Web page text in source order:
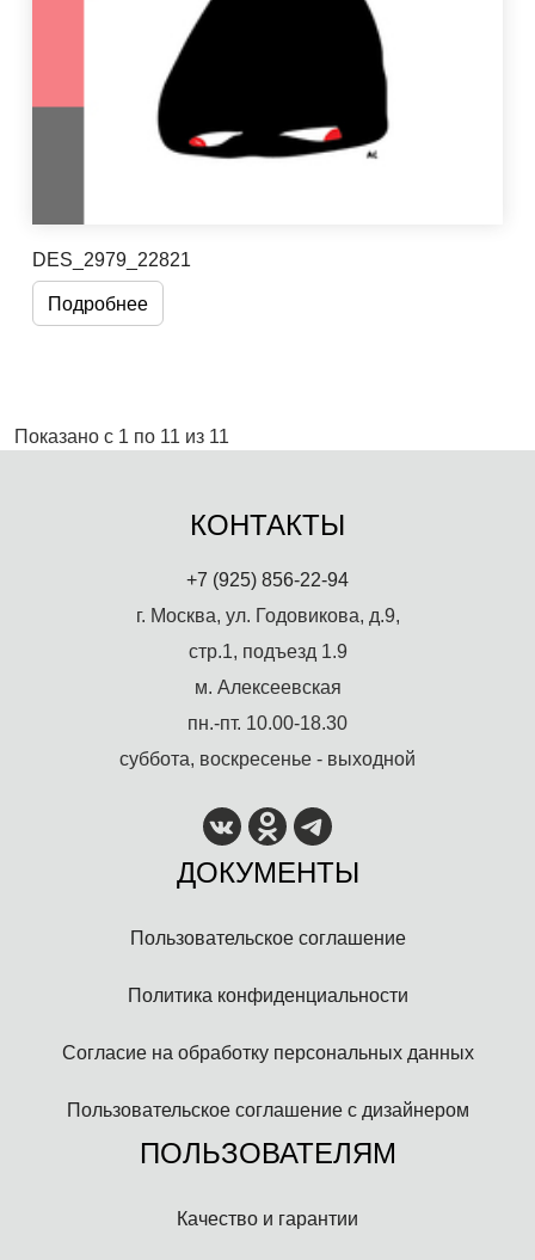
DES_2979_22821
Подробнее
Показано с 1 по 11 из 11
КОНТАКТЫ
+7 (925) 856-22-94
г. Москва, ул. Годовикова, д.9,
стр.1, подъезд 1.9
м. Алексеевская
пн.-пт. 10.00-18.30
суббота, воскресенье - выходной
ДОКУМЕНТЫ
Пользовательское соглашение
Политика конфиденциальности
Согласие на обработку персональных данных
Пользовательское соглашение с дизайнером
ПОЛЬЗОВАТЕЛЯМ
Качество и гарантии